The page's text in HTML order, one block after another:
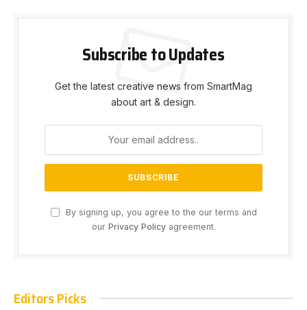
Subscribe to Updates
Get the latest creative news from SmartMag
about art & design.
By signing up, you agree to the our terms and
our Privacy Policyagreement.
Editors Picks